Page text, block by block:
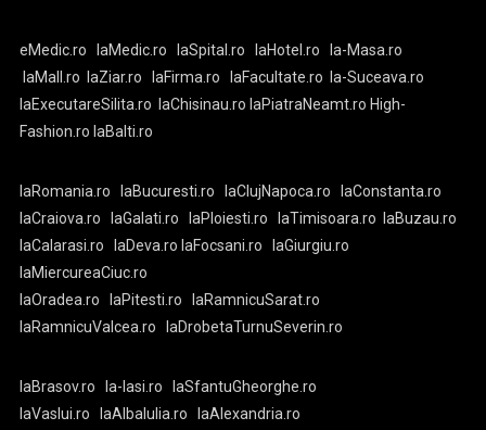
eMedic.ro laMedic.ro laSpital.ro laHotel.ro
la-Masa.ro
laMall.ro
laZiar.ro laFirma.ro laFacultate.ro
la-Suceava.ro
laExecutareSilita.ro
laChisinau.ro laPiatraNeamt.ro High-
Fashion.ro laBalti.ro
laRomania.ro laBucuresti.ro laClujNapoca.ro
laConstanta.ro
laCraiova.ro
laGalati.ro laPloiesti.ro laTimisoara.ro
laBuzau.ro
laCalarasi.ro
laDeva.ro laFocsani.ro
laGiurgiu.ro
laMiercureaCiuc.ro
laOradea.ro
laPitesti.ro
laRamnicuSarat.ro
laRamnicuValcea.ro
laDrobetaTurnuSeverin.ro
laBrasov.ro la-Iasi.ro
laSfantuGheorghe.ro
laVaslui.ro
laAlbaIulia.ro laAlexandria.ro